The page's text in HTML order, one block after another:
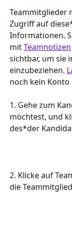
Teammitglieder
Zugriff auf
Informationen.
mit Teamnotizen
sichtbar, um sie
einzubeziehen.
noch kein Konto
1. Gehe zum
möchtest, und
des*der
2. Klicke auf
die